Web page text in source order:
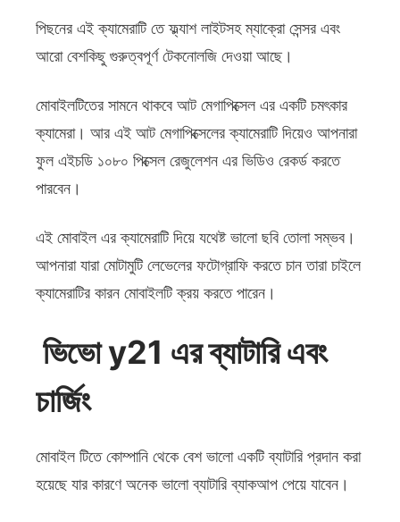
পিছনের এই ক্যামেরাটি তে ফ্ল্যাশ লাইটসহ ম্যাক্রো সেন্সর এবং
আরো বেশকিছু গুরুত্বপূর্ণ টেকনোলজি দেওয়া আছে।
মোবাইলটিতের সামনে থাকবে আট মেগাপিক্সেল এর একটি চমৎকার
ক্যামেরা। আর এই আট মেগাপিক্সেলের ক্যামেরাটি দিয়েও আপনারা
ফুল এইচডি ১০৮০ পিক্সেল রেজুলেশন এর ভিডিও রেকর্ড করতে
পারবেন।
এই মোবাইল এর ক্যামেরাটি দিয়ে যথেষ্ট ভালো ছবি তোলা সম্ভব।
আপনারা যারা মোটামুটি লেভেলের ফটোগ্রাফি করতে চান তারা চাইলে
ক্যামেরাটির কারন মোবাইলটি ক্রয় করতে পারেন।
ভিভো y21 এর ব্যাটারি এবং
চার্জিং
মোবাইল টিতে কোম্পানি থেকে বেশ ভালো একটি ব্যাটারি প্রদান করা
হয়েছে যার কারণে অনেক ভালো ব্যাটারি ব্যাকআপ পেয়ে যাবেন।